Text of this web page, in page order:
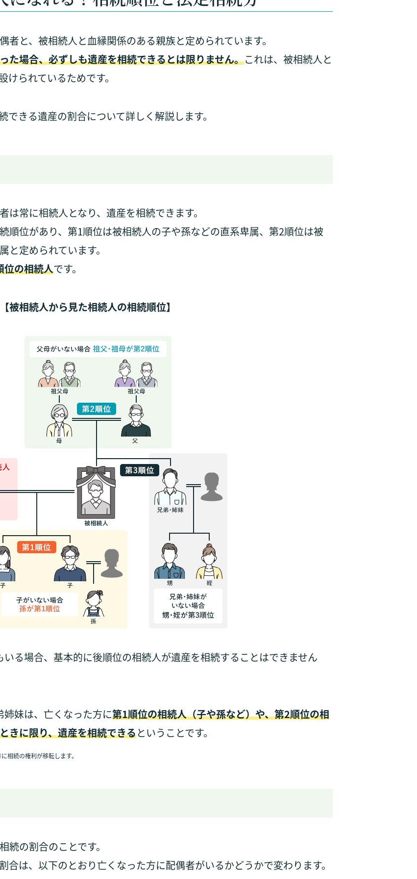
と、被相続人と血縁関係のある親族と定められています。
た場合、必ずしも遺産を相続できるとは限りません。これは、被相続人と
られているためです。
きる遺産の割合について詳しく解説します。
常に相続人となり、遺産を相続できます。
順位があり、第1順位は被相続人の子や孫などの直系卑属、第2順位は被
定められています。
位の相続人です。
【被相続人から見た相続人の相続順位】
る場合、基本的に後順位の相続人が遺産を相続することはできません
妹は、亡くなった方に第1順位の相続人（子や孫など）や、第2順位の相
きに限り、遺産を相続できるということです。
相続の権利が移転します。
の割合のことです。
合は、以下のとおり亡くなった方に配偶者がいるかどうかで変わります。